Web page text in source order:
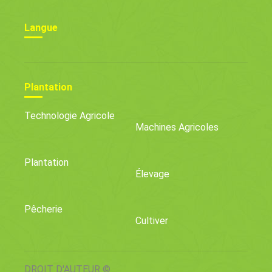
Langue
Plantation
Technologie Agricole
Machines Agricoles
Plantation
Élevage
Pêcherie
Cultiver
DROIT D'AUTEUR ©